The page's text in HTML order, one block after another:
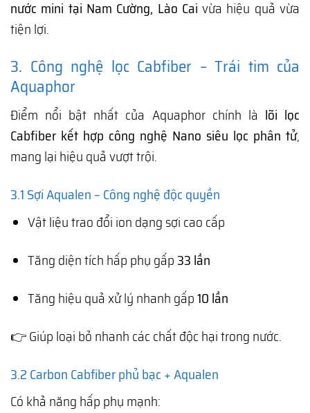
nước mini tại Nam Cường, Lào Cai vừa hiệu quả vừa
tiện lợi.
3. Công nghệ lọc Cabfiber – Trái tim của
Aquaphor
Điểm nổi bật nhất của Aquaphor chính là lõi lọc
Cabfiber kết hợp công nghệ Nano siêu lọc phân tử,
mang lại hiệu quả vượt trội.
3.1 Sợi Aqualen – Công nghệ độc quyền
Vật liệu trao đổi ion dạng sợi cao cấp
Tăng diện tích hấp phụ gấp33 lần
Tăng hiệu quả xử lý nhanh gấp10 lần
👉 Giúp loại bỏ nhanh các chất độc hại trong nước.
3.2 Carbon Cabfiber phủ bạc + Aqualen
Có khả năng hấp phụ mạnh: